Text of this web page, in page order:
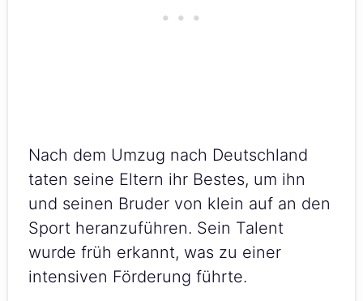
Nach dem Umzug nach Deutschland
taten seine Eltern ihr Bestes, um ihn
und seinen Bruder von klein auf an den
Sport heranzuführen. Sein Talent
wurde früh erkannt, was zu einer
intensiven Förderung führte.